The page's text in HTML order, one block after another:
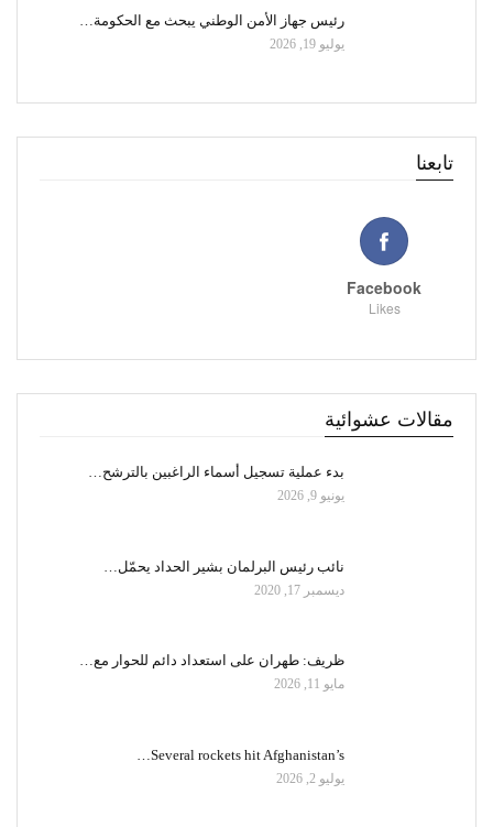
رئيس جهاز الأمن الوطني يبحث مع الحكومة…
يوليو 19, 2026
تابعنا
Facebook
Likes
مقالات عشوائية
بدء عملية تسجيل أسماء الراغبين بالترشح…
يونيو 9, 2026
نائب رئيس البرلمان بشير الحداد يحمّل…
ديسمبر 17, 2020
ظريف: طهران على استعداد دائم للحوار مع…
مايو 11, 2026
Several rockets hit Afghanistan’s…
يوليو 2, 2026